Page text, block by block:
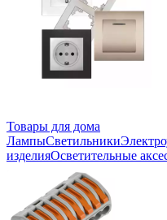
Товары для дома
ЛампыСветильники
изделияОсветительные